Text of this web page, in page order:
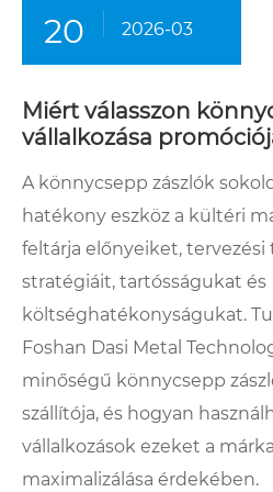
20 2026-03
Miért válasszon
vállalkozása
A könnycsepp zászlók
hatékony eszköz a kültéri
feltárja előnyeiket, tervezési
stratégiáit, tartósságukat és
költséghatékonyságukat.
Foshan Dasi Metal
minőségű könnycsepp
szállítója, és hogyan
vállalkozások ezeket a
maximalizálása érdekében.